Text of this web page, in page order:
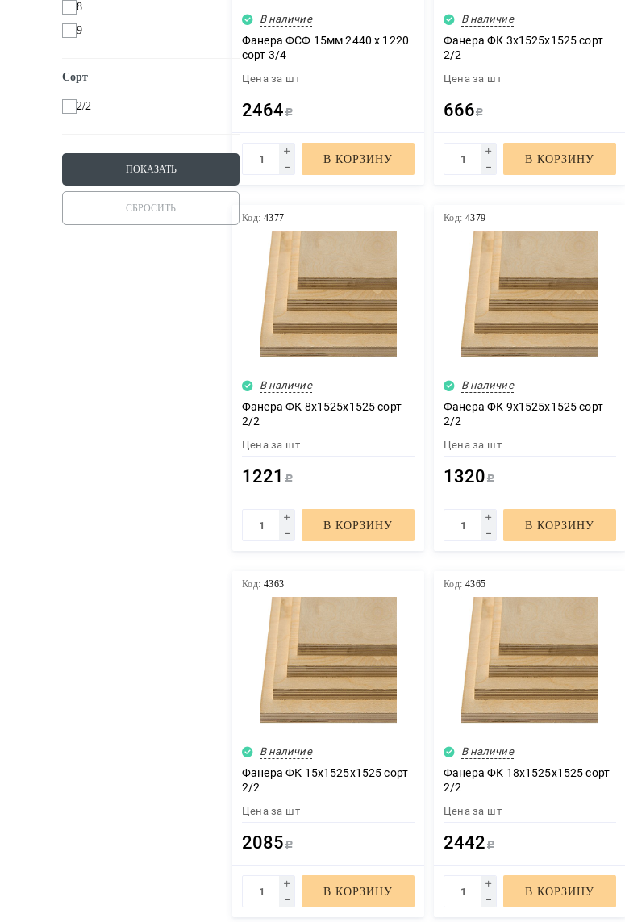
8
9
Сорт
2/2
ПОКАЗАТЬ
СБРОСИТЬ
В наличие
Фанера ФСФ 15мм 2440 х 1220
сорт 3/4
Цена за шт
2464 Р
В КОРЗИНУ
В наличие
Фанера ФК 3х1525х1525 сорт
2/2
Цена за шт
666 Р
В КОРЗИНУ
Код: 4377
В наличие
Фанера ФК 8х1525х1525 сорт
2/2
Цена за шт
1221 Р
В КОРЗИНУ
Код: 4379
В наличие
Фанера ФК 9х1525х1525 сорт
2/2
Цена за шт
1320 Р
В КОРЗИНУ
Код: 4363
В наличие
Фанера ФК 15х1525х1525 сорт
2/2
Цена за шт
2085 Р
В КОРЗИНУ
Код: 4365
В наличие
Фанера ФК 18х1525х1525 сорт
2/2
Цена за шт
2442 Р
В КОРЗИНУ